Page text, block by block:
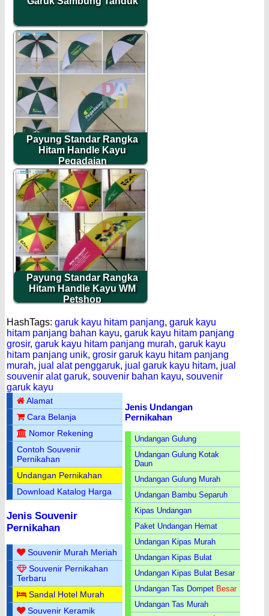
Payung Standar Rangka
Hitam Handle Kayu
Pegadaian
Payung Standar Rangka
Hitam Handle Kayu WM
Petshop
HashTags: garuk kayu hitam panjang, garuk kayu
hitam panjang bahan kayu, garuk kayu hitam panjang
grosir, garuk kayu hitam panjang murah, garuk kayu
hitam panjang unik, grosir garuk kayu hitam panjang
murah, jual alat penggaruk, jual garuk kayu hitam, jual
souvenir alat garuk, souvenir bahan kayu, souvenir
garuk kayu
Alamat
Cara Belanja
Nomor Rekening
Contoh Souvenir
Pernikahan
Undangan Pernikahan
Download Katalog Harga
Jenis Souvenir
Pernikahan
Souvenir Murah Meriah
Souvenir Pernikahan
Terbaru
Sandal Hotel Murah
Souvenir Keramik
Jenis Undangan
Pernikahan
Undangan Gulung
Undangan Gulung Kotak
Daun
Undangan Gulung Murah
Undangan Bambu Separuh
Kipas Undangan
Paket Undangan Hemat
Undangan Kipas Murah
Undangan Kipas Bulat
Undangan Kipas Bulat Besar
Undangan Tas Dompet Besar
Undangan Tas Murah